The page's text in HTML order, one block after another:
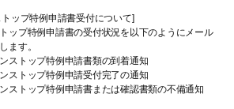
ップ特例申請書受付について]
ップ特例申請書の受付状況を以下のようにメール
ます。
ストップ特例申請書類の到着通知
ストップ特例申請受付完了の通知
ストップ特例申請書または確認書類の不備通知